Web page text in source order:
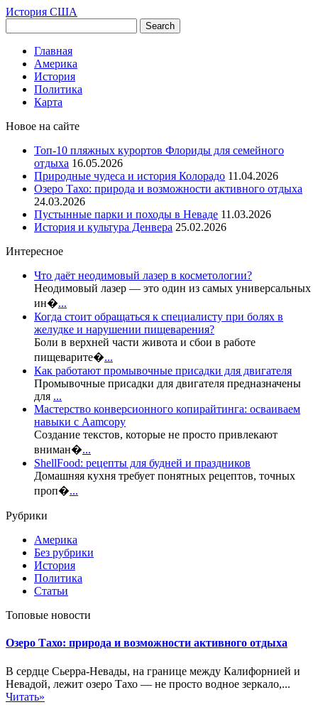
История США
Главная
Америка
История
Политика
Карта
Новое на сайте
Топ-10 пляжных курортов Флориды для семейного
отдыха 16.05.2026
Природные чудеса и история Колорадо 11.04.2026
Озеро Тахо: природа и возможности активного отдыха
24.03.2026
Пустынные парки и походы в Неваде 11.03.2026
История и культура Денвера 25.02.2026
Интересное
Что даёт неодимовый лазер в косметологии?
Неодимовый лазер — это один из самых универсальных
ин�...
Когда стоит обращаться к специалисту при болях в
желудке и нарушении пищеварения?
Боли в верхней части живота и сбои в работе
пищеварите�...
Как работают промывочные присадки для двигателя
Промывочные присадки для двигателя предназначены
для ...
Мастерство конверсионного копирайтинга: осваиваем
навыки с Aamcopy
Создание текстов, которые не просто привлекают
вниман�...
ShellFood: рецепты для будней и праздников
Домашняя кухня требует понятных рецептов, точных
проп�...
Рубрики
Америка
Без рубрики
История
Политика
Статьи
Топовые новости
Озеро Тахо: природа и возможности активного отдыха
В сердце Сьерра-Невады, на границе между Калифорнией и
Невадой, лежит озеро Тахо — не просто водное зеркало,...
Читать»